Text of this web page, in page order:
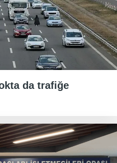
da trafiğe